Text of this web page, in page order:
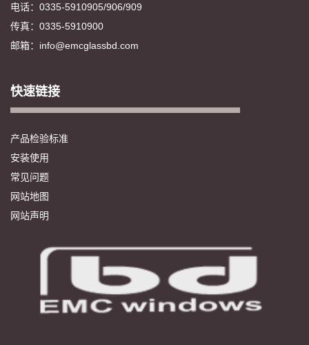
电话：0335-5910905/906/909
传真：0335-5910900
邮箱：info@emcglassbd.com
快速链接
产品检验标准
安装使用
常见问题
网站地图
网站声明